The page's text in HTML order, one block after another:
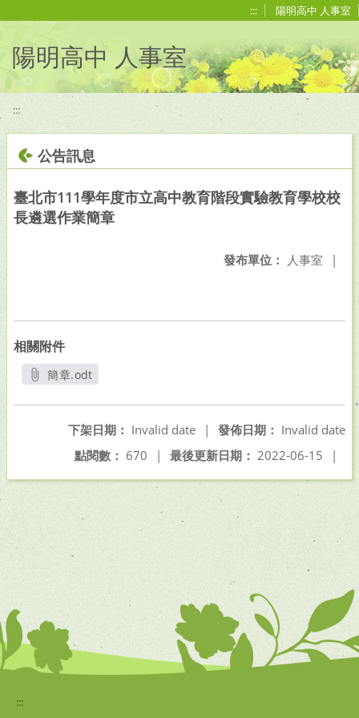
::: 陽明高中 人事室
陽明高中 人事室
:::
公告訊息
臺北市111學年度市立高中教育階段實驗教育學校校
長遴選作業簡章
發布單位： 人事室 |
相關附件
簡章.odt
發佈日期： Invalid date
下架日期： Invalid date
|
最後更新日期： 2022-06-15 |
點閱數： 670 |
:::